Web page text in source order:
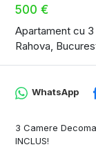
500 €
Apartament cu
Rahova,
WhatsApp
3 Camere
INCLUS!